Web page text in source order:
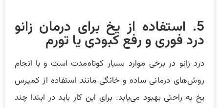
5. استفاده از یخ برای درمان زانو
درد فوری و رفع کبودی یا تورم
درد زانو در برخی موارد بسیار کوتاه‌مدت است و با انجام
روش‌های درمانی ساده و خانگی مانند استفاده از کمپرس
یخ به ‌راحتی بهبود می‌یابد. برای این کار باید در ابتدا چند